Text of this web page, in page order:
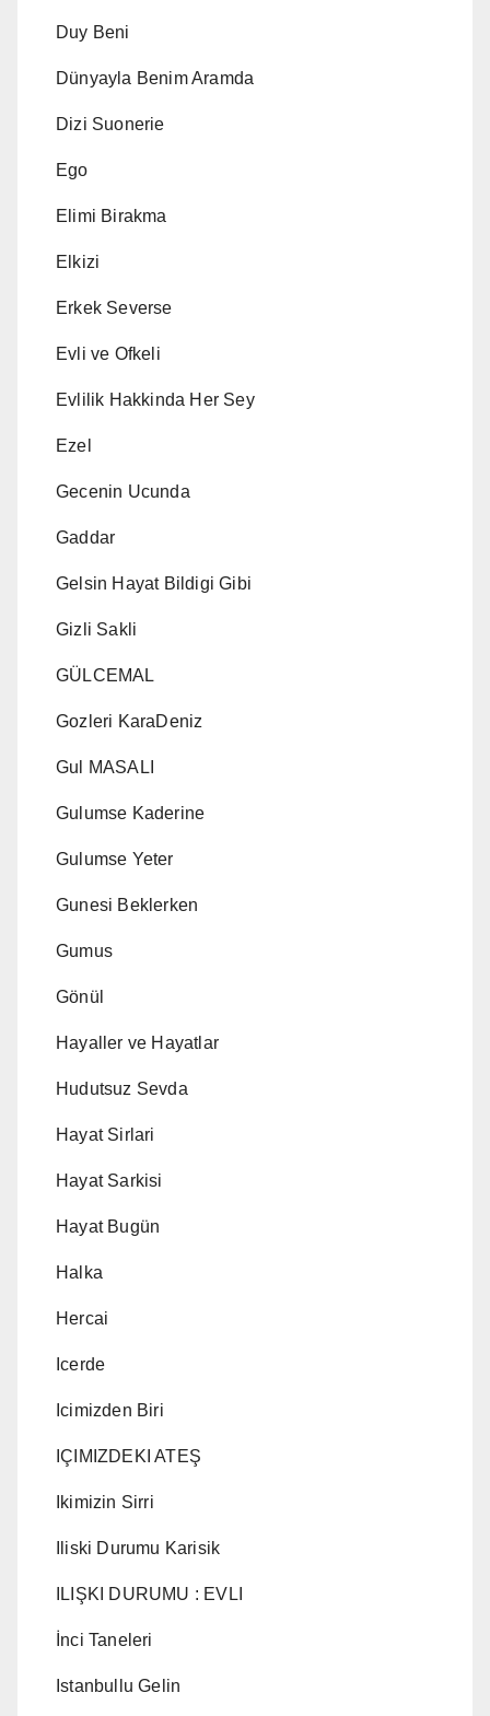
Duy Beni
Dünyayla Benim Aramda
Dizi Suonerie
Ego
Elimi Birakma
Elkizi
Erkek Severse
Evli ve Ofkeli
Evlilik Hakkinda Her Sey
Ezel
Gecenin Ucunda
Gaddar
Gelsin Hayat Bildigi Gibi
Gizli Sakli
GÜLCEMAL
Gozleri KaraDeniz
Gul MASALI
Gulumse Kaderine
Gulumse Yeter
Gunesi Beklerken
Gumus
Gönül
Hayaller ve Hayatlar
Hudutsuz Sevda
Hayat Sirlari
Hayat Sarkisi
Hayat Bugün
Halka
Hercai
Icerde
Icimizden Biri
IÇIMIZDEKI ATEŞ
Ikimizin Sirri
Iliski Durumu Karisik
ILIŞKI DURUMU : EVLI
İnci Taneleri
Istanbullu Gelin